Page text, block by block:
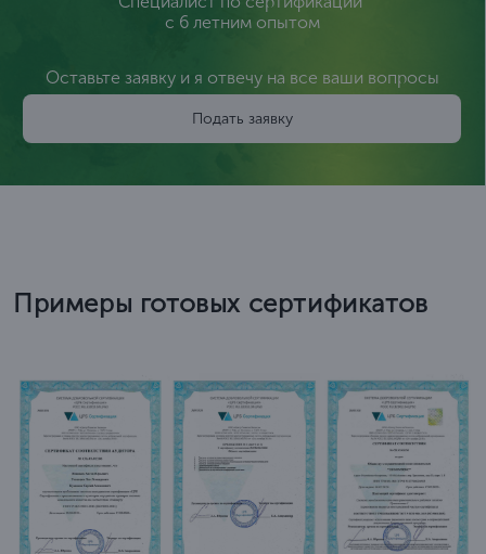
с 6 летним опытом
Оставьте заявку и я отвечу на все ваши вопросы
Подать заявку
Примеры готовых сертификатов